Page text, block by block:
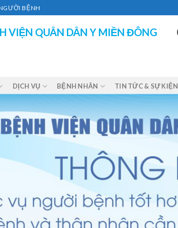
BỆNH
VIỆN QUÂN DÂN Y MIỀN ĐÔNG
DỊCH VỤ BỆNH NHÂN TIN TỨC & SỰ KIỆN